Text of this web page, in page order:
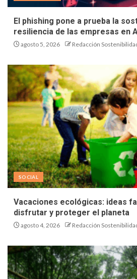
El phishing pone a prueba la
resiliencia de las empresas en
agosto 5, 2026 Redacción
SOCIAL
Vacaciones ecológicas: ideas
disfrutar y proteger el planeta
agosto 4, 2026 Redacción